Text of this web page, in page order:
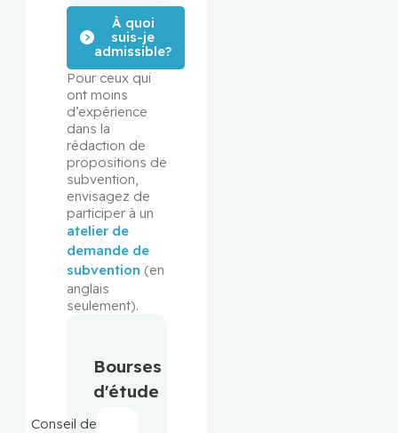
À quoi
suis-je
admissible?
Pour ceux qui
ont moins
d’expérience
dans la
rédaction de
propositions de
subvention,
envisagez de
atelier de
demande de
subvention (en
anglais
seulement).
Bourses
d'étude
Conseil de